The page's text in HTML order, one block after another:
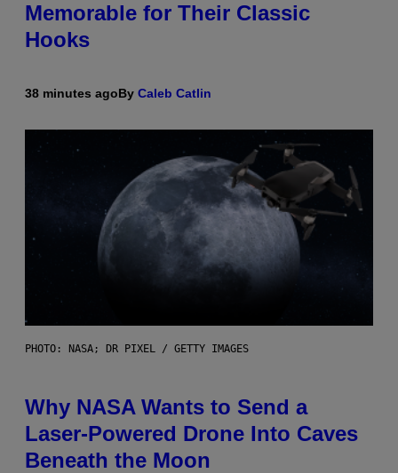
Memorable for Their Classic
Hooks
38 minutes agoBy Caleb Catlin
PHOTO: NASA; DR PIXEL / GETTY IMAGES
Why NASA Wants to Send a
Laser-Powered Drone Into Caves
Beneath the Moon